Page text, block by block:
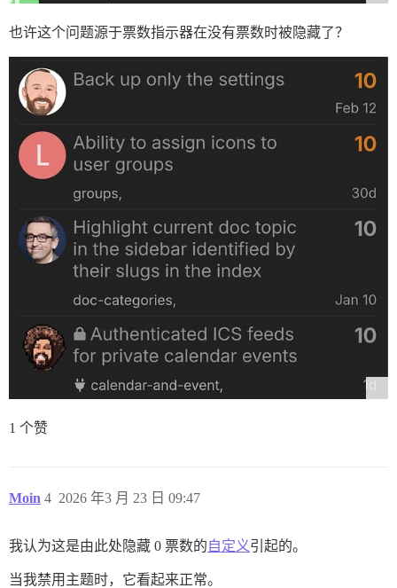
也许这个问题源于票数指示器在没有票数时被隐藏了？
1 个赞
Moin 2026 年3 月 23 日 09:47
4
我认为这是由此处隐藏 0 票数的自定义引起的。
当我禁用主题时，它看起来正常。